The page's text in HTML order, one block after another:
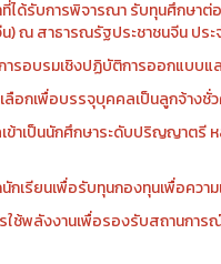
อกเพื่อบรรจุเป็นลูกจ้างชั่วคราว ท
ได้รับการพิจารณา รับทุนศึกษาต่
) ณ สาธารณรัฐประชาชนจีน ปร
ารอบรมเชิงปฏิบัติการออกแบบแล
อกเพื่อบรรจุบุคคลเป็นลูกจ้างชั่ว
าเป็นนักศึกษาระดับปริญญาตรี ห